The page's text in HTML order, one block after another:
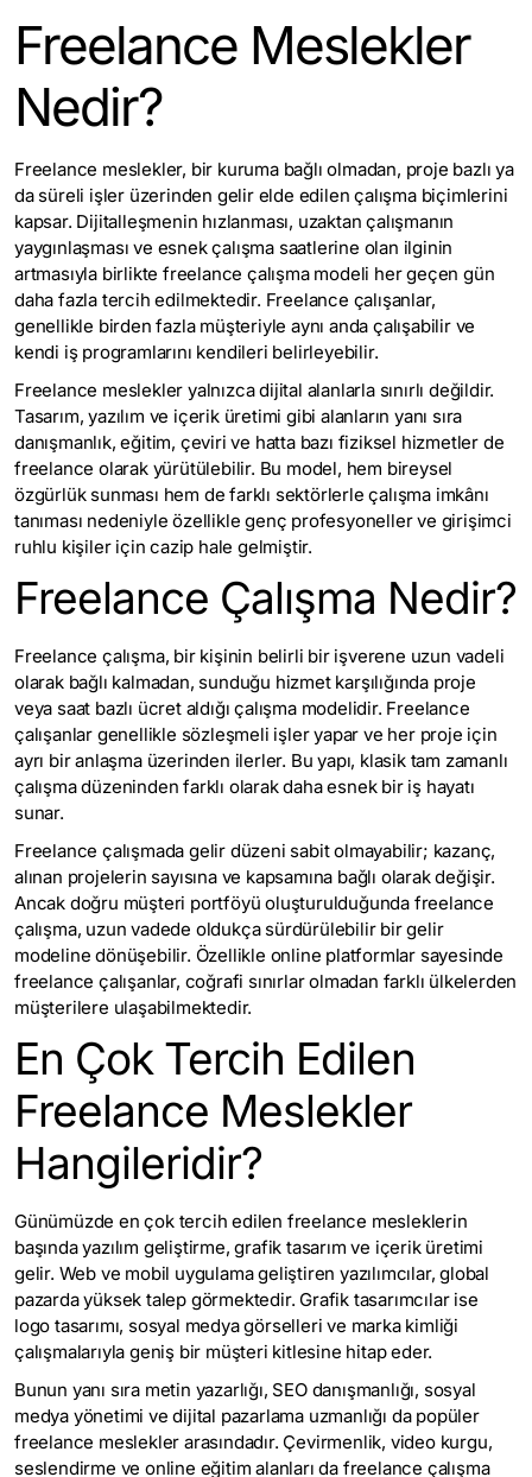
Freelance Meslekler
Nedir?
Freelance meslekler, bir kuruma bağlı olmadan, proje bazlı ya
da süreli işler üzerinden gelir elde edilen çalışma biçimlerini
kapsar. Dijitalleşmenin hızlanması, uzaktan çalışmanın
yaygınlaşması ve esnek çalışma saatlerine olan ilginin
artmasıyla birlikte freelance çalışma modeli her geçen gün
daha fazla tercih edilmektedir. Freelance çalışanlar,
genellikle birden fazla müşteriyle aynı anda çalışabilir ve
kendi iş programlarını kendileri belirleyebilir.
Freelance meslekler yalnızca dijital alanlarla sınırlı değildir.
Tasarım, yazılım ve içerik üretimi gibi alanların yanı sıra
danışmanlık, eğitim, çeviri ve hatta bazı fiziksel hizmetler de
freelance olarak yürütülebilir. Bu model, hem bireysel
özgürlük sunması hem de farklı sektörlerle çalışma imkânı
tanıması nedeniyle özellikle genç profesyoneller ve girişimci
ruhlu kişiler için cazip hale gelmiştir.
Freelance Çalışma Nedir?
Freelance çalışma, bir kişinin belirli bir işverene uzun vadeli
olarak bağlı kalmadan, sunduğu hizmet karşılığında proje
veya saat bazlı ücret aldığı çalışma modelidir. Freelance
çalışanlar genellikle sözleşmeli işler yapar ve her proje için
ayrı bir anlaşma üzerinden ilerler. Bu yapı, klasik tam zamanlı
çalışma düzeninden farklı olarak daha esnek bir iş hayatı
sunar.
Freelance çalışmada gelir düzeni sabit olmayabilir; kazanç,
alınan projelerin sayısına ve kapsamına bağlı olarak değişir.
Ancak doğru müşteri portföyü oluşturulduğunda freelance
çalışma, uzun vadede oldukça sürdürülebilir bir gelir
modeline dönüşebilir. Özellikle online platformlar sayesinde
freelance çalışanlar, coğrafi sınırlar olmadan farklı ülkelerden
müşterilere ulaşabilmektedir.
En Çok Tercih Edilen
Freelance Meslekler
Hangileridir?
Günümüzde en çok tercih edilen freelance mesleklerin
başında yazılım geliştirme, grafik tasarım ve içerik üretimi
gelir. Web ve mobil uygulama geliştiren yazılımcılar, global
pazarda yüksek talep görmektedir. Grafik tasarımcılar ise
logo tasarımı, sosyal medya görselleri ve marka kimliği
çalışmalarıyla geniş bir müşteri kitlesine hitap eder.
Bunun yanı sıra metin yazarlığı, SEO danışmanlığı, sosyal
medya yönetimi ve dijital pazarlama uzmanlığı da popüler
freelance meslekler arasındadır. Çevirmenlik, video kurgu,
seslendirme ve online eğitim alanları da freelance çalışma